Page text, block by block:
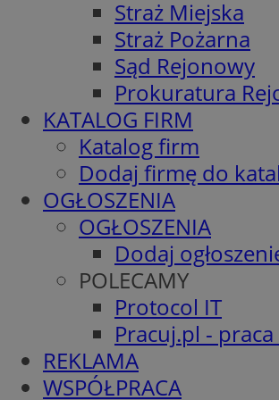
Straż Miejska
Straż Pożarna
Sąd Rejonowy
Prokuratura
KATALOG FIRM
Katalog firm
Dodaj firmę do
OGŁOSZENIA
OGŁOSZENIA
Dodaj
POLECAMY
Protocol IT
Pracuj.pl -
REKLAMA
WSPÓŁPRACA